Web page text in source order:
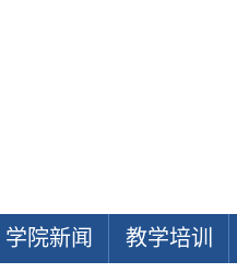
学院新闻 教学培训